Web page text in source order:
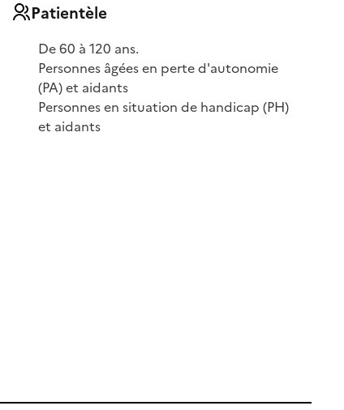
Patientèle
De 60 à 120 ans.
Personnes âgées en perte d'autonomie
(PA) et aidants
Personnes en situation de handicap (PH)
et aidants